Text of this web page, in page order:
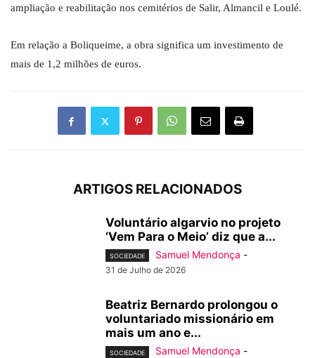
ampliação e reabilitação nos cemitérios de Salir, Almancil e Loulé.
Em relação a Boliqueime, a obra significa um investimento de
mais de 1,2 milhões de euros.
ARTIGOS RELACIONADOS
Voluntário algarvio no projeto
‘Vem Para o Meio’ diz que a...
SOCIEDADE Samuel Mendonça -
31 de Julho de 2026
Beatriz Bernardo prolongou o
voluntariado missionário em
mais um ano e...
SOCIEDADE Samuel Mendonça -